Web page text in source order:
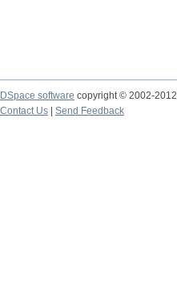
DSpace software copyright © 2002-2012
Contact Us
Send Feedback